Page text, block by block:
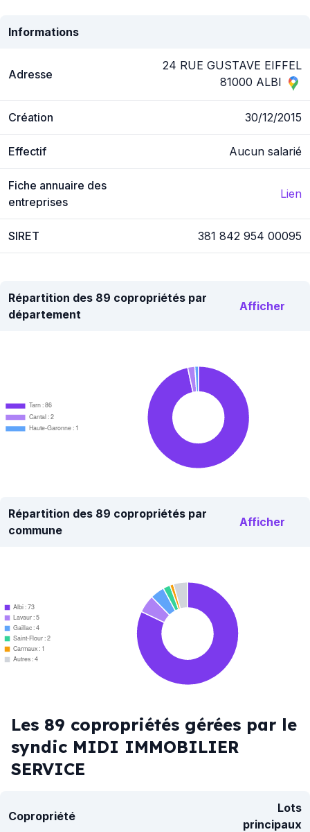
Informations
Adresse
24 RUE GUSTAVE EIFFEL
81000 ALBI
Création 30/12/2015
Effectif Aucun salarié
Fiche annuaire des
entreprises
Lien
SIRET 381 842 954 00095
Répartition des 89 copropriétés par
département
Afficher
Tarn : 86
Cantal : 2
Haute-Garonne : 1
Répartition des 89 copropriétés par
commune
Afficher
Albi : 73
Lavaur : 5
Gaillac : 4
Saint-Flour : 2
Carmaux : 1
Autres : 4
Les 89 copropriétés gérées par le
syndic MIDI IMMOBILIER
SERVICE
Copropriété
Lots
principaux